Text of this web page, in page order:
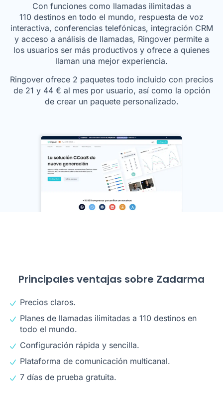
Con funciones como llamadas ilimitadas a
110 destinos en todo el mundo, respuesta de voz
interactiva, conferencias telefónicas, integración CRM
y acceso a análisis de llamadas, Ringover permite a
los usuarios ser más productivos y ofrece a quienes
llaman una mejor experiencia.
Ringover ofrece 2 paquetes todo incluido con precios
de 21 y 44 € al mes por usuario, así como la opción
de crear un paquete personalizado.
Principales ventajas sobre Zadarma
Precios claros.
Planes de llamadas ilimitadas a 110 destinos en
todo el mundo.
Configuración rápida y sencilla.
Plataforma de comunicación multicanal.
7 días de prueba gratuita.